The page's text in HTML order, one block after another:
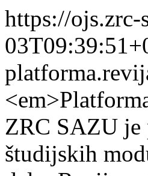
https://ojs.zrc-
ZRC SAZU je
študijskih